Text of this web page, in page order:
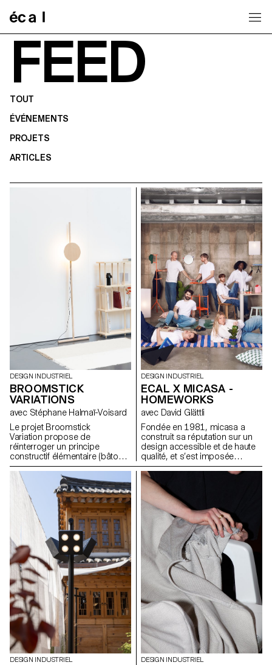
FEED
TOUT
ÉVÉNEMENTS
PROJETS
ARTICLES
DESIGN INDUSTRIEL
BROOMSTICK
VARIATIONS
avec Stéphane Halmaï-Voisard
Le projet Broomstick
Variation propose de
réinterroger un principe
constructif élémentaire (bâtons,
assemblages visibles, structure
modulable) et d’explorer son
potentiel pour générer de
nouveaux objets et mobiliers
adaptés à des usages
contemporains. L’objectif est
de comprendre comment cette
logique de conception, pensée
comme accessible et
économique, peut être
actualisée face aux enjeux de
durabilité, de fonctionnalité et
d’esthétique.
DESIGN INDUSTRIEL
ECAL X MICASA -
HOMEWORKS
avec David Glättli
Fondée en 1981, micasa a
construit sa réputation sur un
design accessible et de haute
qualité, et s’est imposée
comme leader en Suisse.
Fidèle à une approche du
design démocratique, pensée
pour s’intégrer naturellement au
quotidien, l’entreprise s’est
associée à l'ECAL pour
développer HOMEWORKS, une
collection limitée invitant une
nouvelle génération à repenser
la manière dont les espaces de
vie se façonnent et la façon
dont le design peut devenir une
présence active et porteuse de
sens dans les usages de tous
les jours.
DESIGN INDUSTRIEL DESIGN INDUSTRIEL